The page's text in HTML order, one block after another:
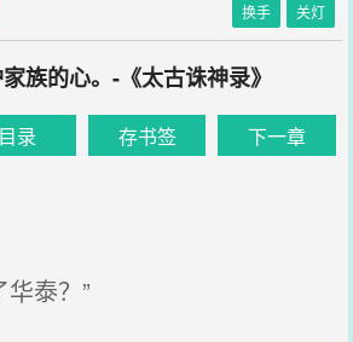
换手 关灯
族的心。-《太古诛神录》
目录 存书签 下一章
泰？”